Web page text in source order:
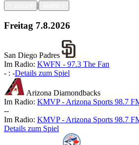
|
Freitag 7.8.2026
San Diego Padres
Im Radio: KWFN - 97.3 The Fan
- : -Details zum Spiel
Arizona Diamondbacks
Im Radio: KMVP - Arizona Sports 98.7
--
Im Radio: KMVP - Arizona Sports 98.7
Details zum Spiel